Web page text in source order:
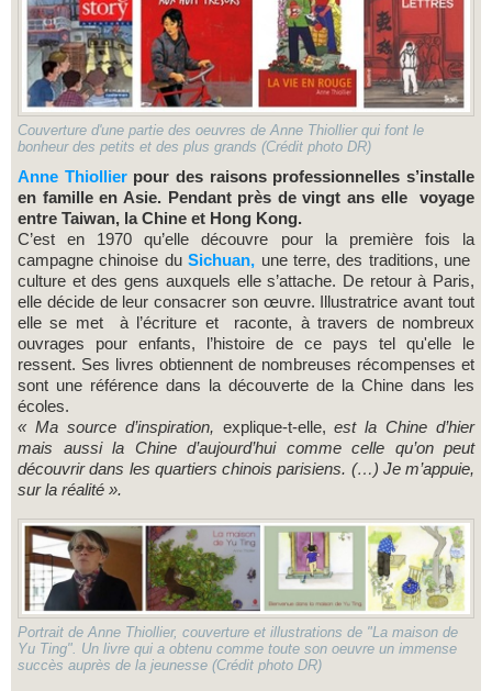
Couverture d'une partie des oeuvres de Anne Thiollier qui font le
bonheur des petits et des plus grands (Crédit photo DR)
Anne Thiollier pour des raisons professionnelles s’installe
en famille en Asie. Pendant près de vingt ans elle voyage
entre Taiwan, la Chine et Hong Kong.
C’est en 1970 qu’elle découvre pour la première fois la
campagne chinoise duSichuan, une terre, des traditions, une
culture et des gens auxquels elle s’attache. De retour à Paris,
elle décide de leur consacrer son œuvre. Illustratrice avant tout
elle se met à l’écriture et raconte, à travers de nombreux
ouvrages pour enfants, l’histoire de ce pays tel qu'elle le
ressent. Ses livres obtiennent de nombreuses récompenses et
sont une référence dans la découverte de la Chine dans les
écoles.
« Ma source d’inspiration, explique-t-elle,est la Chine d’hier
mais aussi la Chine d’aujourd’hui comme celle qu’on peut
découvrir dans les quartiers chinois parisiens. (…) Je m’appuie,
sur la réalité ».
Portrait de Anne Thiollier, couverture et illustrations de "La maison de
Yu Ting". Un livre qui a obtenu comme toute son oeuvre un immense
succès auprès de la jeunesse (Crédit photo DR)